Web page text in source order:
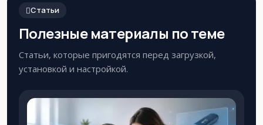
Статьи
Полезные материалы по теме
Статьи, которые пригодятся перед загрузкой,
установкой и настройкой.